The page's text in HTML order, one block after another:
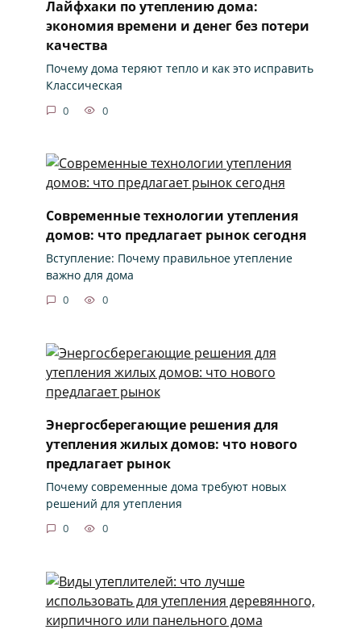
Лайфхаки по утеплению дома:
экономия времени и денег без потери
качества
Почему дома теряют тепло и как это исправить
Классическая
0 0
Современные технологии утепления
домов: что предлагает рынок сегодня
Вступление: Почему правильное утепление
важно для дома
0 0
Энергосберегающие решения для
утепления жилых домов: что нового
предлагает рынок
Почему современные дома требуют новых
решений для утепления
0 0